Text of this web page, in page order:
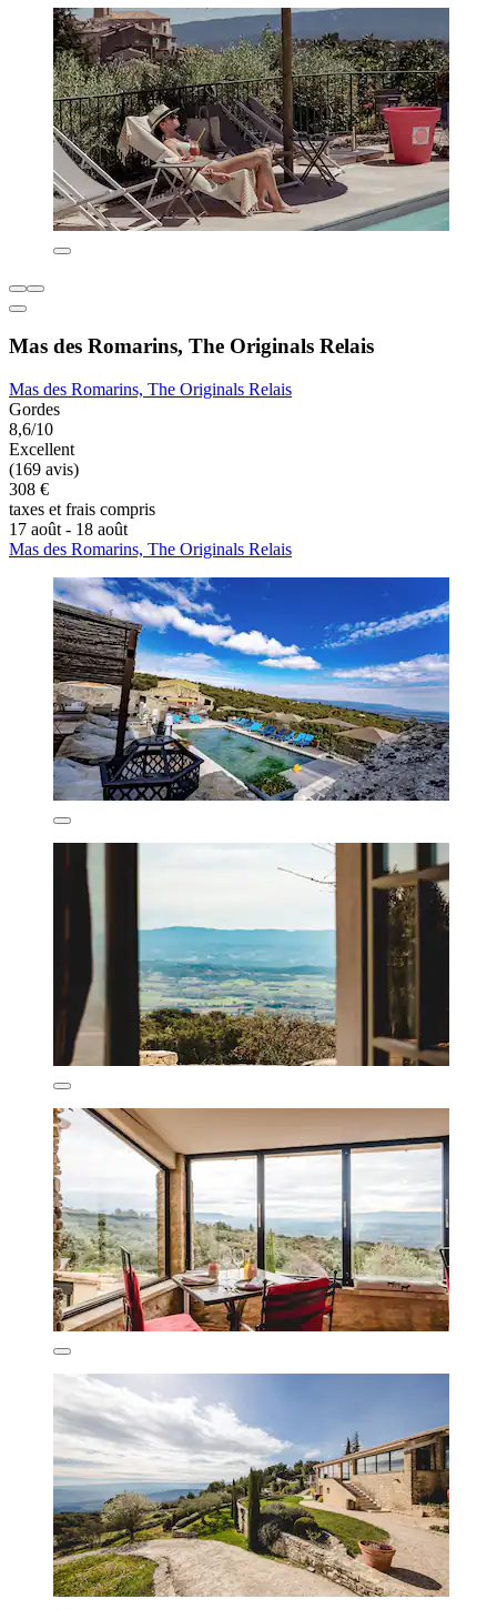
Mas des Romarins, The Originals Relais
Mas des Romarins, The Originals Relais
Gordes
8,6/10
Excellent
(169 avis)
308 €
taxes et frais compris
17 août - 18 août
Mas des Romarins, The Originals Relais